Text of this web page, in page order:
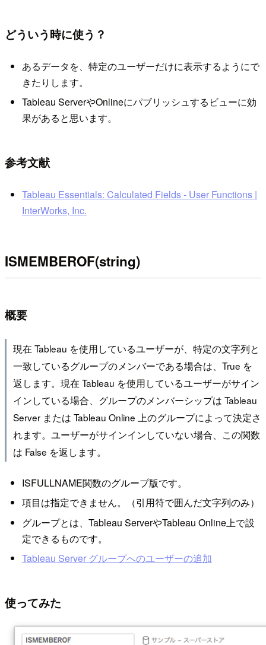
どういう時に使う？
あるデータを、特定のユーザーだけに表示するようにで
きたりします。
Tableau ServerやOnlineにパブリッシュするビューに効
果があると思います。
参考文献
Tableau Essentials: Calculated Fields - User Functions |
InterWorks, Inc.
ISMEMBEROF(string)
概要
現在 Tableau を使用しているユーザーが、特定の文字列と
一致しているグループのメンバーである場合は、True を
返します。現在 Tableau を使用しているユーザーがサイン
インしている場合、グループのメンバーシップは Tableau
Server または Tableau Online 上のグループによって決定さ
れます。ユーザーがサインインしていない場合、この関数
は False を返します。
ISFULLNAME関数のグループ版です。
項目は指定できません。（引用符で囲んだ文字列のみ）
グループとは、Tableau ServerやTableau Online上で設
定できるものです。
Tableau Server グループへのユーザーの追加
使ってみた